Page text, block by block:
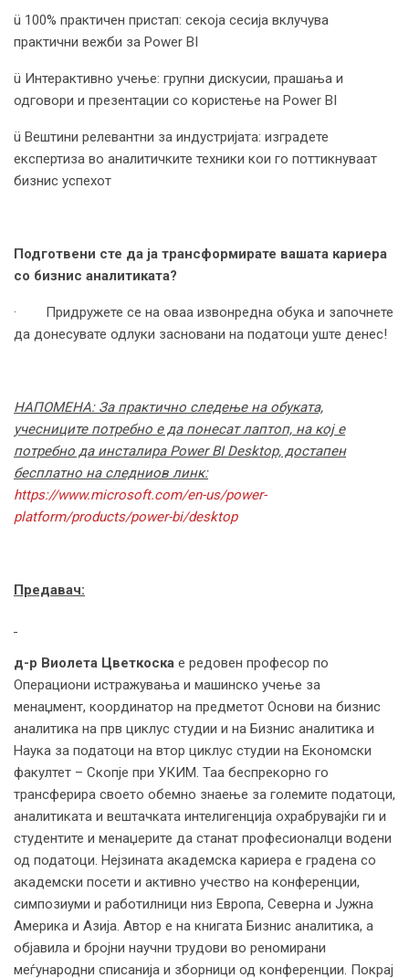
ü 100% практичен пристап: секоја сесија вклучува
практични вежби за Power BI
ü Интерактивно учење: групни дискусии, прашања и
одговори и презентации со користење на Power BI
ü Вештини релевантни за индустријата: изградете
експертиза во аналитичките техники кои го поттикнуваат
бизнис успехот
Подготвени сте да ја трансформирате вашата кариера
со бизнис аналитиката?
· Придружете се на оваа извонредна обука и започнете
да донесувате одлуки засновани на податоци уште денес!
НАПОМЕНА: За практично следење на обуката,
учесниците потребно е да понесат лаптоп, на кој е
потребно да инсталира Power BI Desktop, достапен
бесплатно на следниов линк:
https://www.microsoft.com/en-us/power-
platform/products/power-bi/desktop
Предавач:
д-р Виолета Цветкоска е редовен професор по
Операциони истражувања и машинско учење за
менаџмент, координатор на предметот Основи на бизнис
аналитика на прв циклус студии и на Бизнис аналитика и
Наука за податоци на втор циклус студии на Економски
факултет – Скопје при УКИМ. Таа беспрекорно го
трансферира своето обемно знаење за големите податоци,
аналитиката и вештачката интелигенција охрабрувајќи ги и
студентите и менаџерите да станат професионалци водени
од податоци. Нејзината академска кариера е градена со
академски посети и активно учество на конференции,
симпозиуми и работилници низ Европа, Северна и Јужна
Америка и Азија. Автор е на книгата Бизнис аналитика, а
објавила и бројни научни трудови во реномирани
меѓународни списанија и зборници од конференции. Покрај